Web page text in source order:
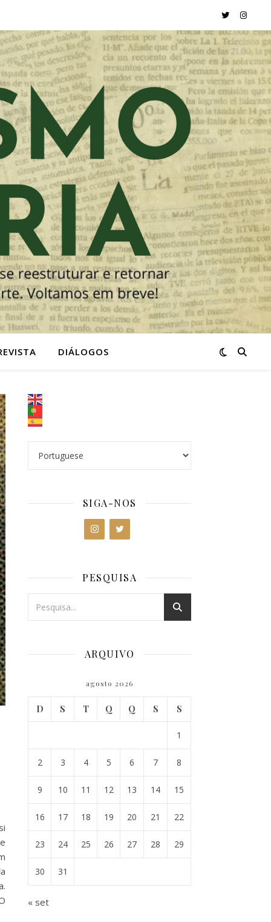
DIÁLOGOS
SIGA-NOS
PESQUISA
ARQUIVO
agosto 2026
D S T Q Q S S
1
2 3 4 5 6 7 8
9 10 11 12 13 14 15
16 17 18 19 20 21 22
23 24 25 26 27 28 29
30 31
« set